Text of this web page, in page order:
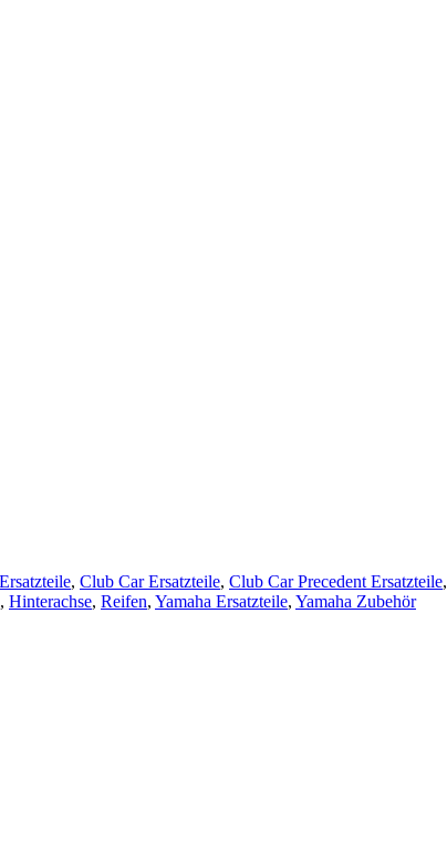
, Club Car Ersatzteile, Club Car Precedent Ersatzteile,
, Hinterachse, Reifen, Yamaha Ersatzteile, Yamaha Zubehör